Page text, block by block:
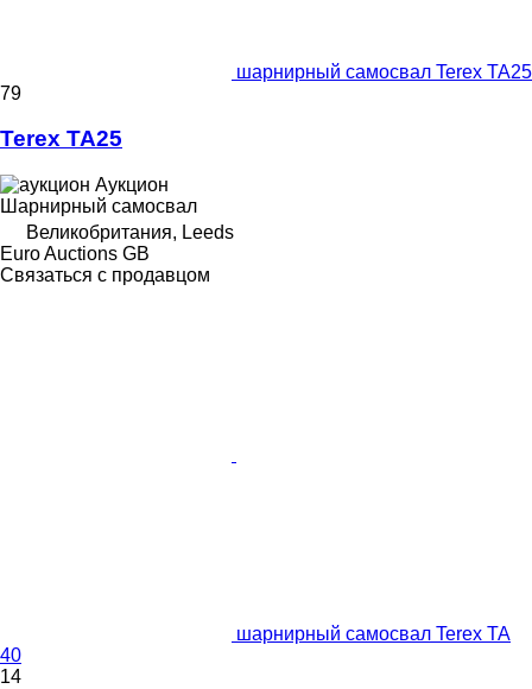
шарнирный самосвал Terex TA25
79
Terex TA25
Аукцион
Шарнирный самосвал
Великобритания, Leeds
Euro Auctions GB
Связаться с продавцом
шарнирный самосвал Terex TA
40
14